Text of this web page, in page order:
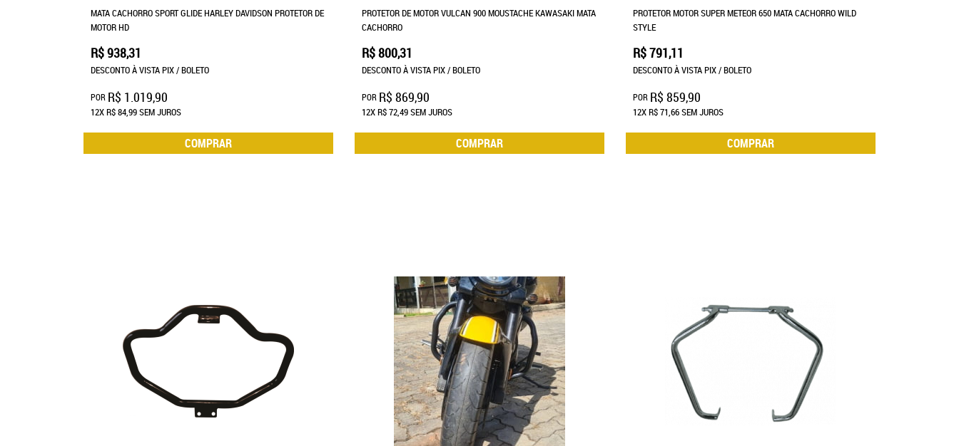
MATA CACHORRO SPORT GLIDE HARLEY DAVIDSON PROTETOR DE
MOTOR HD
POR R$ 1.019,90
R$ 938,31
DESCONTO À VISTA PIX / BOLETO
12XR$ 84,99SEM JUROS
COMPRAR
PROTETOR DE MOTOR VULCAN 900 MOUSTACHE KAWASAKI MATA
CACHORRO
POR R$ 869,90
R$ 800,31
DESCONTO À VISTA PIX / BOLETO
12XR$ 72,49SEM JUROS
COMPRAR
PROTETOR MOTOR SUPER METEOR 650 MATA CACHORRO WILD
STYLE
POR R$ 859,90
R$ 791,11
DESCONTO À VISTA PIX / BOLETO
12XR$ 71,66SEM JUROS
COMPRAR